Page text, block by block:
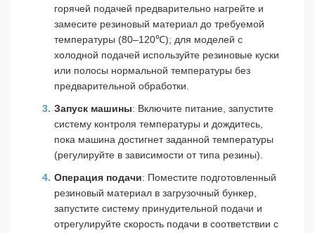
горячей подачей предварительно нагрейте и
замесите резиновый материал до требуемой
температуры (80–120℃); для моделей с
холодной подачей используйте резиновые куски
или полосы нормальной температуры без
предварительной обработки.
Запуск машины: Включите питание, запустите
систему контроля температуры и дождитесь,
пока машина достигнет заданной температуры
(регулируйте в зависимости от типа резины).
Операция подачи: Поместите подготовленный
резиновый материал в загрузочный бункер,
запустите систему принудительной подачи и
отрегулируйте скорость подачи в соответствии с